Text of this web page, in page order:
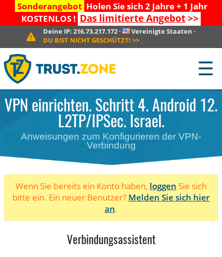
Sonderangebot Holen Sie sich 2 Jahre + 1 Jahr
KOSTENLOS ! Das limitierte Angebot>>
Deine IP: 216.73.217.172· Vereinigte Staaten ·
DU BIST NICHT GESCHÜTZT! >>
☰
VPN einrichten. Schritt 4. Android 12.
L2TP/IPSec. Israel.
Anweisungen zum Konfigurieren der VPN-
Verbindung
Wenn Sie bereits ein Konto haben, loggen Sie sich
bitte ein. Ein neuer Benutzer? Melden Sie sich hier
an.
Verbindungsassistent